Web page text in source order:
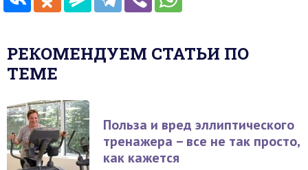
РЕКОМЕНДУЕМ СТАТЬИ ПО
ТЕМЕ
Польза и вред эллиптического
тренажера – все не так просто,
как кажется